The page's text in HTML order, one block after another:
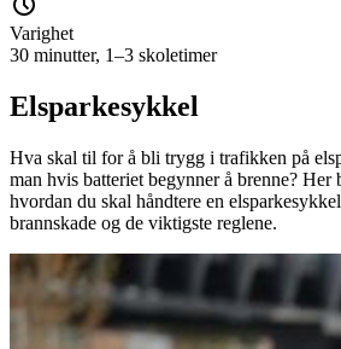
Varighet
30 minutter, 1–3 skoletimer
Elsparkesykkel
Hva skal til for å bli trygg i trafikken på
man hvis batteriet begynner å brenne? Her
hvordan du skal håndtere en
brannskade og de viktigste reglene.